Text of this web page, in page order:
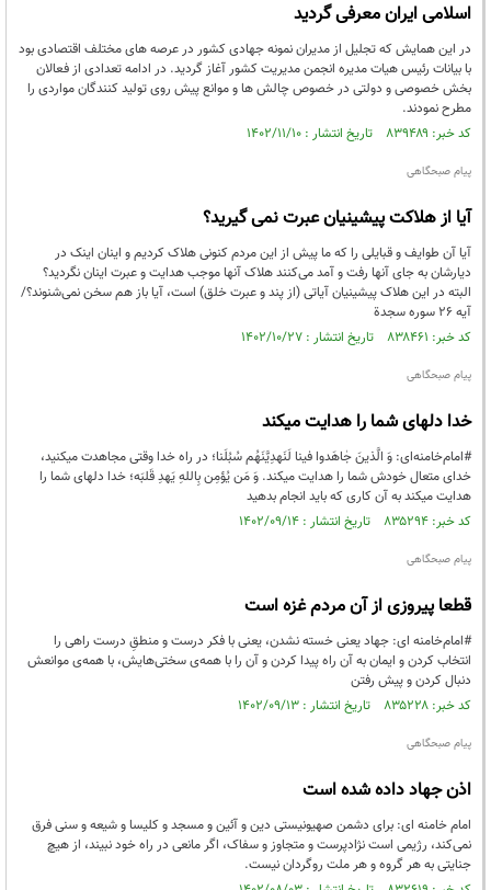
اسلامی ایران معرفی گردید
در این همایش که تجلیل از مدیران نمونه جهادی کشور در عرصه های مختلف اقتصادی بود
با بیانات رئیس هیات مدیره انجمن مدیریت کشور آغاز گردید. در ادامه تعدادی از فعالان
بخش خصوصی و دولتی در خصوص چالش ها و موانع پیش روی تولید کنندگان مواردی را
مطرح نمودند.
کد خبر: ۸۳۹۴۸۹ تاریخ انتشار : ۱۴۰۲/۱۱/۱۰
پیام صبحگاهی
آیا از هلاکت پیشینیان عبرت نمی گیرید؟
آیا آن طوایف و قبایلی را که ما پیش از این مردم کنونی هلاک کردیم و اینان اینک در
دیارشان به جای آنها رفت و آمد می‌کنند هلاک آنها موجب هدایت و عبرت اینان نگردید؟
البته در این هلاک پیشینیان آیاتی (از پند و عبرت خلق) است، آیا باز هم سخن نمی‌شنوند؟/
آیه 26 سوره سجدة
کد خبر: ۸۳۸۴۶۱ تاریخ انتشار : ۱۴۰۲/۱۰/۲۷
پیام صبحگاهی
خدا دلهای شما را هدایت میکند
#امام‌خامنه‌ای: وَ الَّذینَ جٰاهَدوا فینا لَنَهدِیَّنَهُم سُبُلَنا؛ در راه خدا وقتی مجاهدت میکنید،
خدای متعال خودش شما را هدایت میکند. وَ مَن یُؤمِن بِاللهِ یَهدِ قَلبَه؛ خدا دلهای شما را
هدایت میکند به آن کاری که باید انجام بدهید
کد خبر: ۸۳۵۲۹۴ تاریخ انتشار : ۱۴۰۲/۰۹/۱۴
پیام صبحگاهی
قطعا پیروزی از آن مردم غزه است
#امام‌خامنه ای: جهاد یعنی خسته نشدن، یعنی با فکر درست و منطقِ درست راهی را
انتخاب کردن و ایمان به آن راه پیدا کردن و آن را با همه‌ی سختی‌هایش، با همه‌ی موانعش
دنبال کردن و پیش رفتن
کد خبر: ۸۳۵۲۲۸ تاریخ انتشار : ۱۴۰۲/۰۹/۱۳
پیام صبحگاهی
اذن جهاد داده شده است
امام خامنه ای: برای دشمن صهیونیستی دین و آئین و مسجد و کلیسا و شیعه و سنی فرق
نمی‌کند، رژیمی است نژادپرست و متجاوز و سفاک، اگر مانعی در راه خود نبیند، از هیچ
جنایتی به هر گروه و هر ملت روگردان نیست.